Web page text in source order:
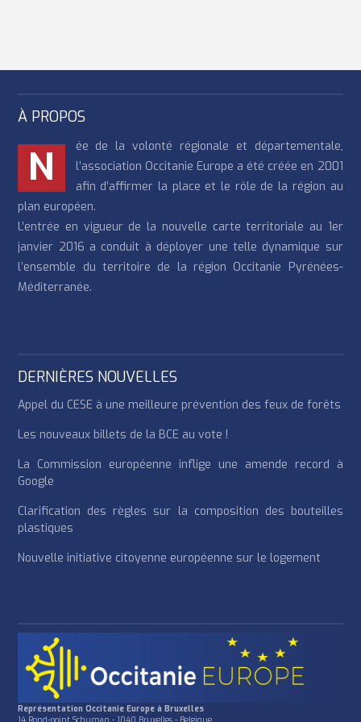
À PROPOS
N
ée de la volonté régionale et départementale,
l’association Occitanie Europe a été créée en 2001
afin d’affirmer la place et le rôle de la région au
plan européen.
L’entrée en vigueur de la nouvelle carte territoriale au 1er
janvier 2016 a conduit à déployer une telle dynamique sur
l’ensemble du territoire de la région Occitanie Pyrénées-
Méditerranée.
DERNIÈRES NOUVELLES
Appel du CESE à une meilleure prévention des feux de forêts
Les nouveaux billets de la BCE au vote !
La Commission européenne inflige une amende record à
Google
Clarification des règles sur la composition des bouteilles
plastiques
Nouvelle initiative citoyenne européenne sur le logement
Représentation Occitanie Europe à Bruxelles